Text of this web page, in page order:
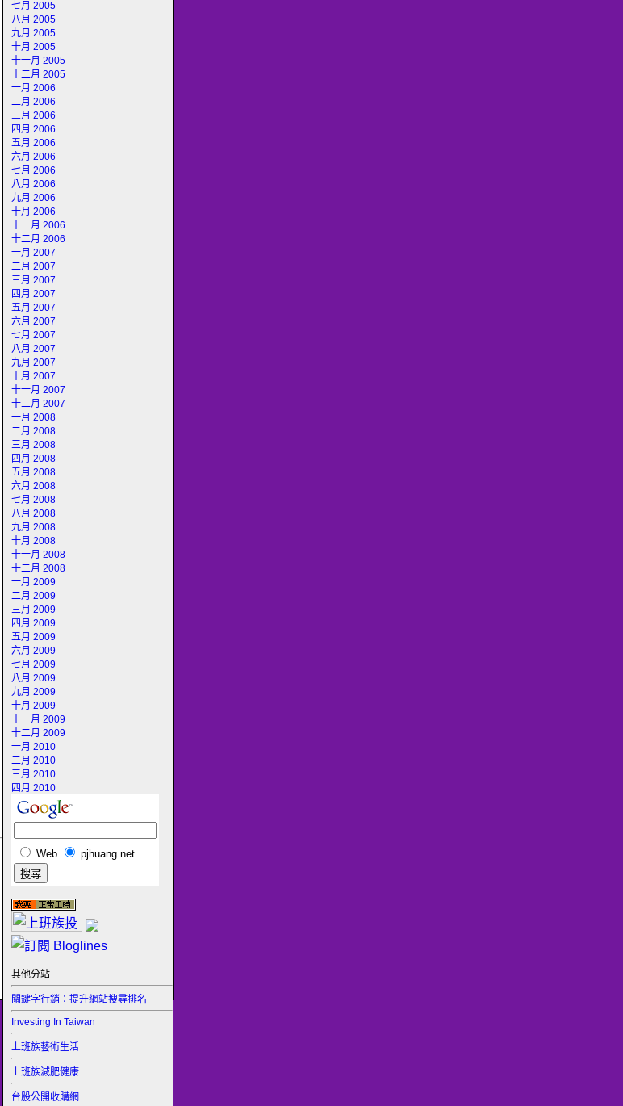
七月 2005
八月 2005
九月 2005
十月 2005
十一月 2005
十二月 2005
一月 2006
二月 2006
三月 2006
四月 2006
五月 2006
六月 2006
七月 2006
八月 2006
九月 2006
十月 2006
十一月 2006
十二月 2006
一月 2007
二月 2007
三月 2007
四月 2007
五月 2007
六月 2007
七月 2007
八月 2007
九月 2007
十月 2007
十一月 2007
十二月 2007
一月 2008
二月 2008
三月 2008
四月 2008
五月 2008
六月 2008
七月 2008
八月 2008
九月 2008
十月 2008
十一月 2008
十二月 2008
一月 2009
二月 2009
三月 2009
四月 2009
五月 2009
六月 2009
七月 2009
八月 2009
九月 2009
十月 2009
十一月 2009
十二月 2009
一月 2010
二月 2010
三月 2010
四月 2010
Web pjhuang.net
其他分站
關鍵字行銷：提升網站搜尋排名
Investing In Taiwan
上班族藝術生活
上班族減肥健康
台股公開收購網